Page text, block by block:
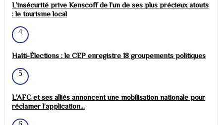
L’insécurité prive Kenscoff de l’un de ses plus précieux atouts
: le tourisme local
4
Haïti-Élections : le CEP enregistre 18 groupements politiques
5
L’AFC et ses alliés annoncent une mobilisation nationale pour
réclamer l’application...